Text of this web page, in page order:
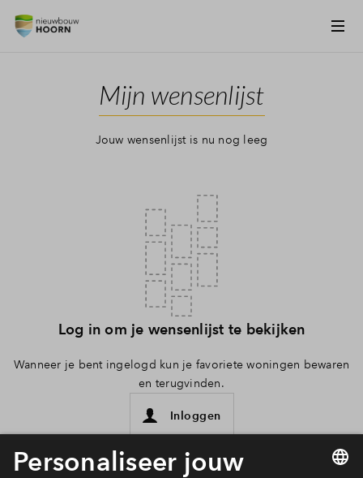
Mijn wensenlijst
Jouw wensenlijst is nu nog leeg
Log in om je wensenlijst te bekijken
Wanneer je bent ingelogd kun je favoriete woningen bewaren
en terugvinden.
Inloggen
Vergroten